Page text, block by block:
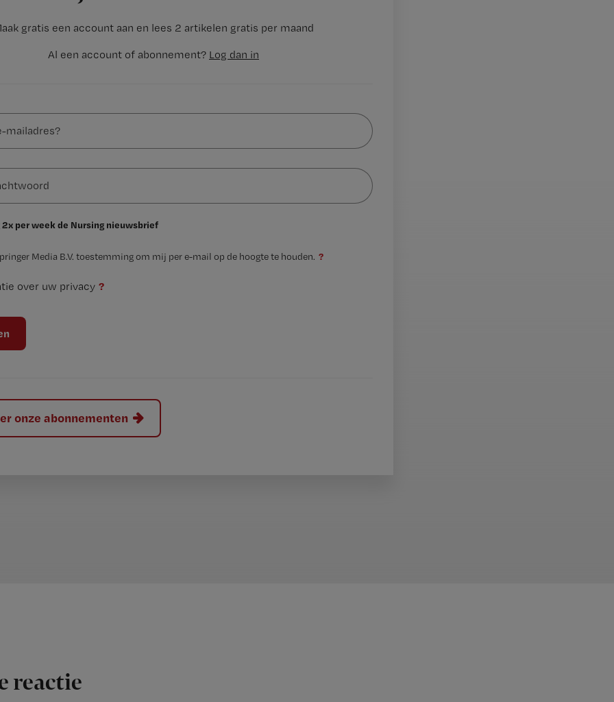
gratis een account aan en lees 2 artikelen gratis per maand
Al een account of abonnement? Log dan in
2x per week de Nursing nieuwsbrief
Media B.V. toestemming om mij per e-mail op de hoogte te houden. ?
over uw privacy ?
onze abonnementen
reactie